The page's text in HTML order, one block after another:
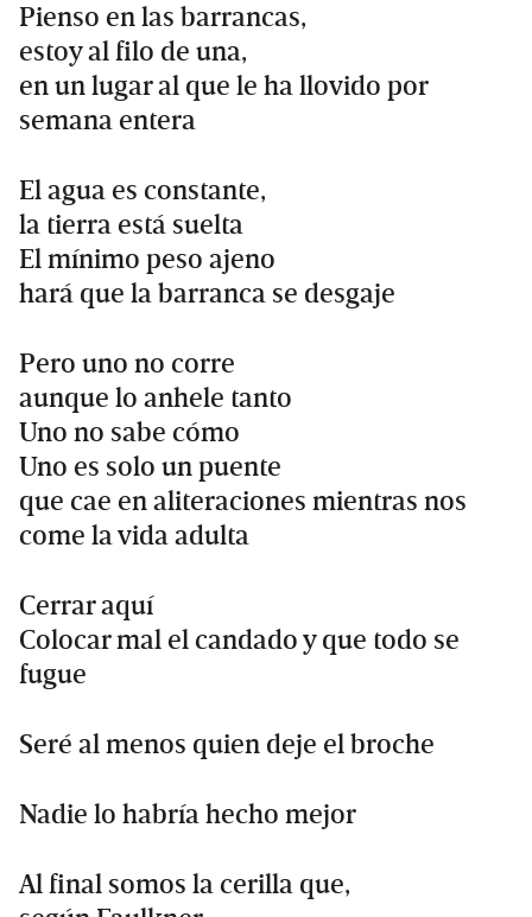
Pienso en las barrancas,
estoy al filo de una,
en un lugar al que le ha llovido por
semana entera
El agua es constante,
la tierra está suelta
El mínimo peso ajeno
hará que la barranca se desgaje
Pero uno no corre
aunque lo anhele tanto
Uno no sabe cómo
Uno es solo un puente
que cae en aliteraciones mientras nos
come la vida adulta
Cerrar aquí
Colocar mal el candado y que todo se
fugue
Seré al menos quien deje el broche
Nadie lo habría hecho mejor
Al final somos la cerilla que,